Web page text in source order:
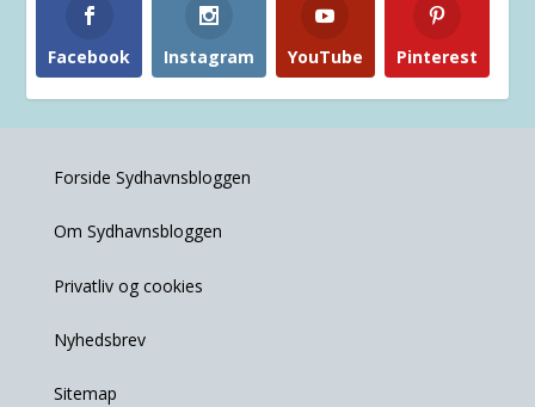
Facebook Instagram YouTube Pinterest
Forside Sydhavnsbloggen
Om Sydhavnsbloggen
Privatliv og cookies
Nyhedsbrev
Sitemap